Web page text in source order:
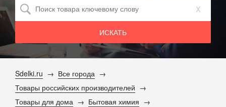
x
Sdelki.ru
Все города
Товары российских производителей
Товары для дома
Бытовая химия